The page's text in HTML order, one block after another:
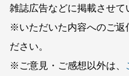
雑誌広告などに掲載させて
※いただいた内容へのご返
ださい。
※ご意見・ご感想以外は、